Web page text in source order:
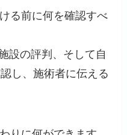
る前に何を確認すべ
設の評判、そして自
し、施術者に伝える